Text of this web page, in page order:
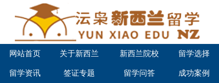
网站首页 关于新西兰 新西兰院校 留学选择
留学资讯 签证专题 留学问答 成功案例